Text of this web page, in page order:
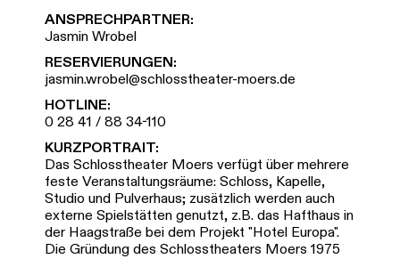
ANSPRECHPARTNER:
Jasmin Wrobel
RESERVIERUNGEN:
jasmin.wrobel@schlosstheater-moers.de
HOTLINE:
0 28 41 / 88 34-110
KURZPORTRAIT:
Das Schlosstheater Moers verfügt über mehrere
feste Veranstaltungsräume: Schloss, Kapelle,
Studio und Pulverhaus; zusätzlich werden auch
externe Spielstätten genutzt, z.B. das Hafthaus in
der Haagstraße bei dem Projekt "Hotel Europa".
Die Gründung des Schlosstheaters Moers 1975